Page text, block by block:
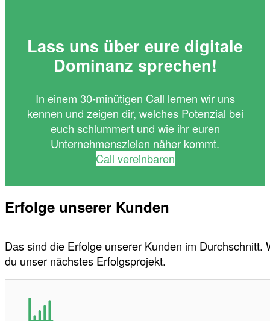
Lass uns über eure digitale
Dominanz sprechen!
In einem 30-minütigen Call lernen wir uns
kennen und zeigen dir, welches Potenzial bei
euch schlummert und wie ihr euren
Unternehmenszielen näher kommt.
Call vereinbaren
Erfolge unserer Kunden
Das sind die Erfolge unserer Kunden im Durchschnitt.
du unser nächstes Erfolgsprojekt.